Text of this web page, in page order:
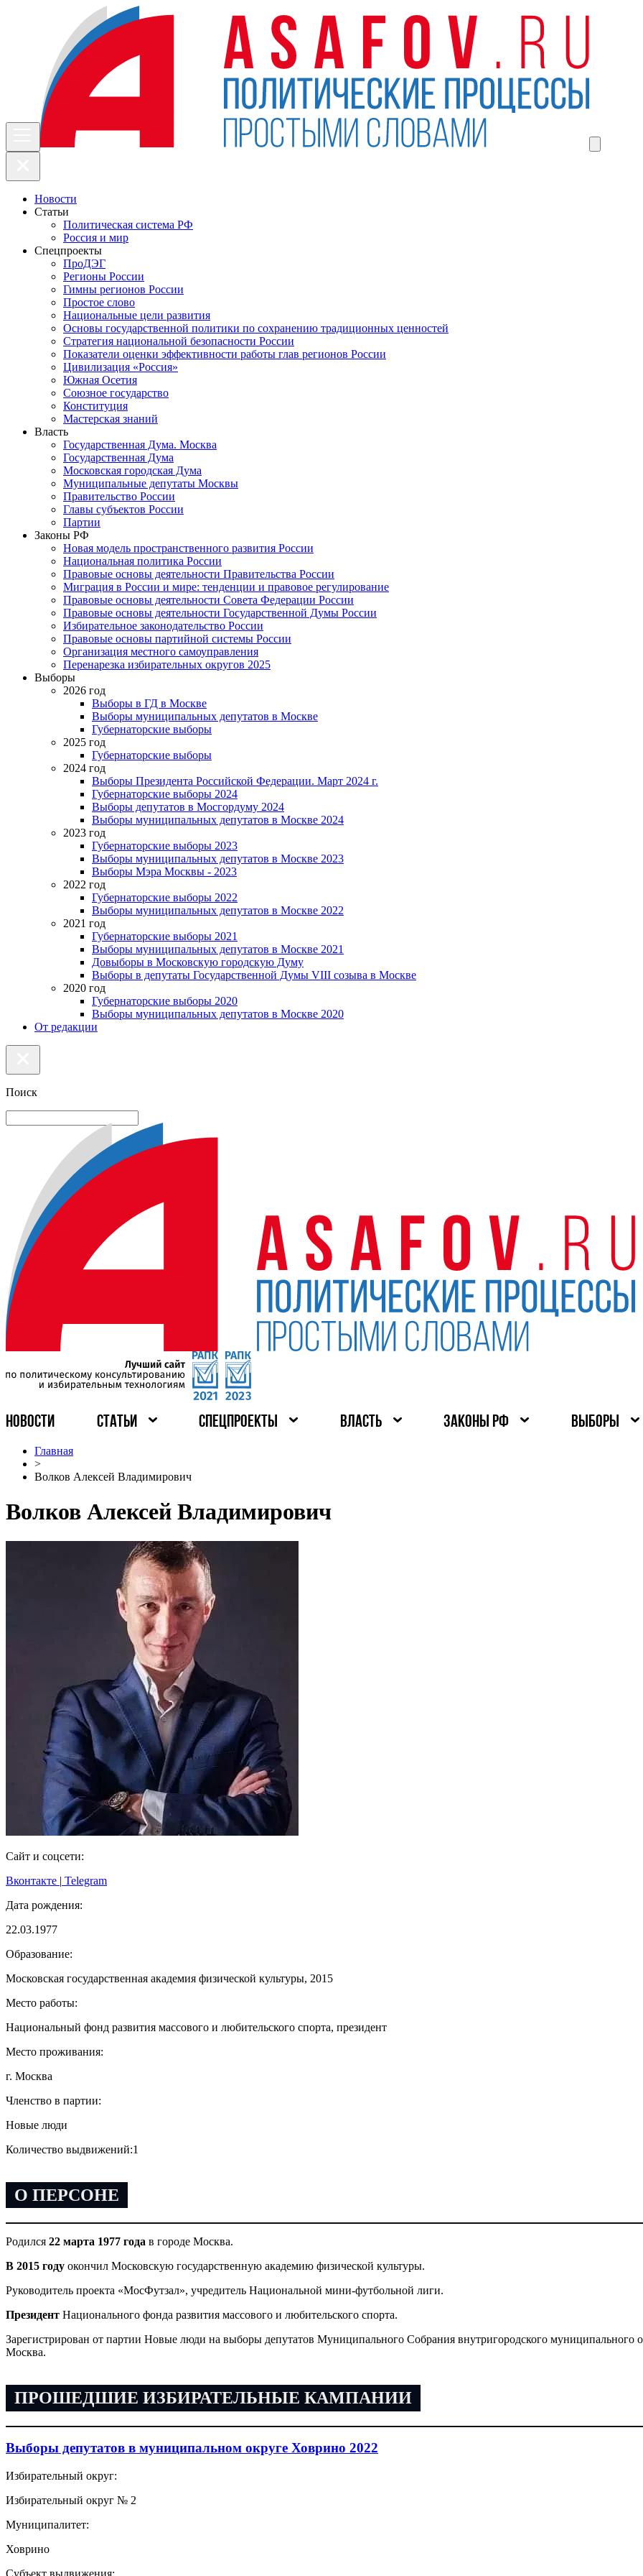
Новости
Статьи
Политическая система РФ
Россия и мир
Спецпроекты
ПроДЭГ
Регионы России
Гимны регионов России
Простое слово
Национальные цели развития
Основы государственной политики по сохранению традиционных ценностей
Стратегия национальной безопасности России
Показатели оценки эффективности работы глав регионов России
Цивилизация «Россия»
Южная Осетия
Союзное государство
Конституция
Мастерская знаний
Власть
Государственная Дума. Москва
Государственная Дума
Московская городская Дума
Муниципальные депутаты Москвы
Правительство России
Главы субъектов России
Партии
Законы РФ
Новая модель пространственного развития России
Национальная политика России
Правовые основы деятельности Правительства России
Миграция в России и мире: тенденции и правовое регулирование
Правовые основы деятельности Совета Федерации России
Правовые основы деятельности Государственной Думы России
Избирательное законодательство России
Правовые основы партийной системы России
Организация местного самоуправления
Перенарезка избирательных округов 2025
Выборы
2026 год
Выборы в ГД в Москве
Выборы муниципальных депутатов в Москве
Губернаторские выборы
2025 год
Губернаторские выборы
2024 год
Выборы Президента Российской Федерации. Март 2024 г.
Губернаторские выборы 2024
Выборы депутатов в Мосгордуму 2024
Выборы муниципальных депутатов в Москве 2024
2023 год
Губернаторские выборы 2023
Выборы муниципальных депутатов в Москве 2023
Выборы Мэра Москвы - 2023
2022 год
Губернаторские выборы 2022
Выборы муниципальных депутатов в Москве 2022
2021 год
Губернаторские выборы 2021
Выборы муниципальных депутатов в Москве 2021
Довыборы в Московскую городскую Думу
Выборы в депутаты Государственной Думы VIII созыва в Москве
2020 год
Губернаторские выборы 2020
Выборы муниципальных депутатов в Москве 2020
От редакции
Поиск
НОВОСТИ СТАТЬИ СПЕЦПРОЕКТЫ ВЛАСТЬ ЗАКОНЫ РФ ВЫБОРЫ
Главная
>
Волков Алексей Владимирович
Волков Алексей Владимирович
Сайт и соцсети:
Вконтакте | Telegram
Дата рождения:
22.03.1977
Образование:
Московская государственная академия физической культуры, 2015
Место работы:
Национальный фонд развития массового и любительского спорта, президент
Место проживания:
г. Москва
Членство в партии:
Новые люди
Количество выдвижений:1
О ПЕРСОНЕ
Родился 22 марта 1977 года в городе Москва.
В 2015 году окончил Московскую государственную академию физической культуры.
Руководитель проекта «МосФутзал», учредитель Национальной мини-футбольной лиги.
Президент Национального фонда развития массового и любительского спорта.
Зарегистрирован от партии Новые люди на выборы депутатов Муниципального Собрания внутригородского муниципального
Москва.
ПРОШЕДШИЕ ИЗБИРАТЕЛЬНЫЕ КАМПАНИИ
Выборы депутатов в муниципальном округе Ховрино 2022
Избирательный округ:
Избирательный округ № 2
Муниципалитет:
Ховрино